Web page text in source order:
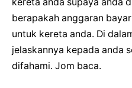
berapakah anggaran
untuk kereta anda. Di
jelaskannya kepada anda
difahami. Jom baca.